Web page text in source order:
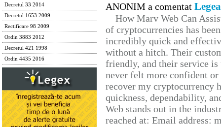
Decretul 33 2014
Decretul 1653 2009
Rectificare 98 2009
Ordin 3883 2012
Decretul 421 1998
Ordin 4435 2016
ANONIM a comentat
How Marv Web Can
of cryptocurrencies has
incredibly quick and
without a hitch. Their
friendly, and their service
never felt more confident
recover my cryptocurrency
quickness, dependability,
Web stands out in the
reached at: Email address: